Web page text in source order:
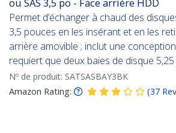
Permet d’échanger à chaud des
3,5 pouces en les insérant et en les
arrière amovible ; inclut une
requiert que deux baies de disque
Nº de produit: SATSASBAY3BK
Amazon Rating:
(37